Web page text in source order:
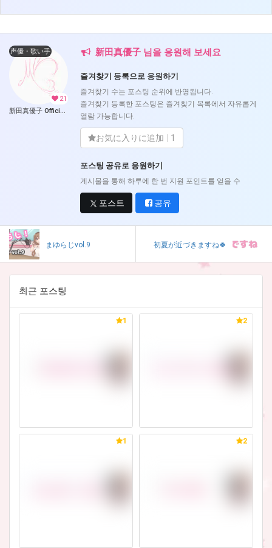
21
声優・歌い手
新田真優子 Official Fantia (新田真優子)
新田真優子 님을 응원해 보세요
즐겨찾기 등록으로 응원하기
즐겨찾기 수는 포스팅 순위에 반영됩니다.
즐겨찾기 등록한 포스팅은 즐겨찾기 목록에서 자유롭게
열람 가능합니다.
お気に入りに追加 1
포스팅 공유로 응원하기
게시물을 통해 하루에 한 번 지원 포인트를 얻을 수
포스트 공유
まゆらじvol.9 初夏が近づきますね🍀
최근 포스팅
1 2
1 2